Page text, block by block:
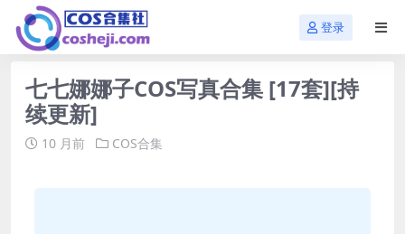
登录
七七娜娜子COS写真合集 [17套][持
续更新]
10 月前 COS合集